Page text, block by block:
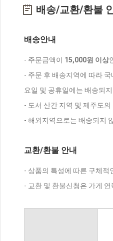
배송/교환/환불
배송안내
- 주문금액이 15,000원 이상
- 주문 후 배송지역에 따라
요일 및 공휴일에는 배송되
- 도서 산간 지역 및 제주도
- 해외지역으로는 배송되지
교환/환불 안내
- 상품의 특성에 따른 구체
- 교환 및 환불신청은 가게